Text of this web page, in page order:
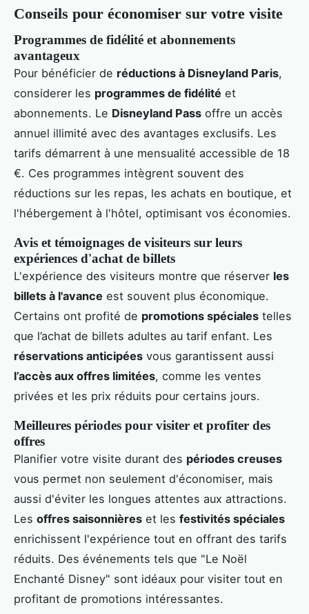
Conseils pour économiser sur votre visite
Programmes de fidélité et abonnements
avantageux
Pour bénéficier de réductions à Disneyland Paris,
considerer les programmes de fidélité et
abonnements. Le Disneyland Pass offre un accès
annuel illimité avec des avantages exclusifs. Les
tarifs démarrent à une mensualité accessible de 18
€. Ces programmes intègrent souvent des
réductions sur les repas, les achats en boutique, et
l'hébergement à l'hôtel, optimisant vos économies.
Avis et témoignages de visiteurs sur leurs
expériences d'achat de billets
L'expérience des visiteurs montre que réserver les
billets à l'avance est souvent plus économique.
Certains ont profité de promotions spéciales telles
que l’achat de billets adultes au tarif enfant. Les
réservations anticipées vous garantissent aussi
l’accès aux offres limitées, comme les ventes
privées et les prix réduits pour certains jours.
Meilleures périodes pour visiter et profiter des
offres
Planifier votre visite durant des périodes creuses
vous permet non seulement d'économiser, mais
aussi d'éviter les longues attentes aux attractions.
Les offres saisonnières et les festivités spéciales
enrichissent l'expérience tout en offrant des tarifs
réduits. Des événements tels que "Le Noël
Enchanté Disney" sont idéaux pour visiter tout en
profitant de promotions intéressantes.